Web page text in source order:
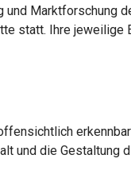
und Marktforschung
statt. Ihre jeweilige
und die Gestaltung